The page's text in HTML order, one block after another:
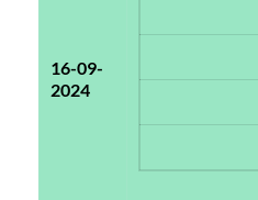
16-09-
2024